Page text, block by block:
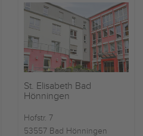
St. Elisabeth Bad
Hönningen
Hofstr. 7
53557 Bad Hönningen